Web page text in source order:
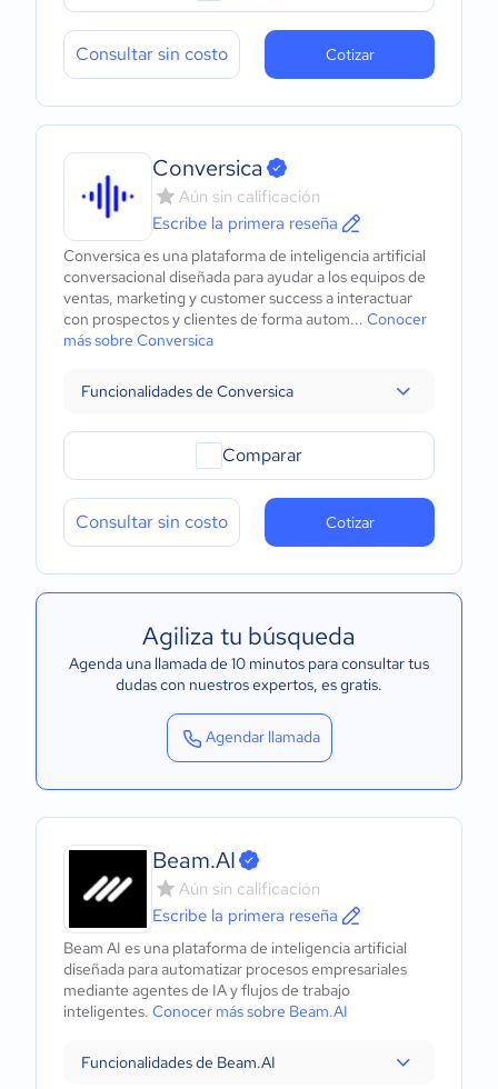
Consultar sin costo Cotizar
Conversica
Aún sin calificación
Escribe la primera reseña
Conversica es una plataforma de inteligencia artificial
conversacional diseñada para ayudar a los equipos de
ventas, marketing y customer success a interactuar
con prospectos y clientes de forma autom... Conocer
más sobre Conversica
Funcionalidades de Conversica
Comparar
Consultar sin costo Cotizar
Agiliza tu búsqueda
Agenda una llamada de 10 minutos para consultar tus
dudas con nuestros expertos, es gratis.
Agendar llamada
Beam.AI
Aún sin calificación
Escribe la primera reseña
Beam AI es una plataforma de inteligencia artificial
diseñada para automatizar procesos empresariales
mediante agentes de IA y flujos de trabajo
inteligentes. Conocer más sobre Beam.AI
Funcionalidades de Beam.AI